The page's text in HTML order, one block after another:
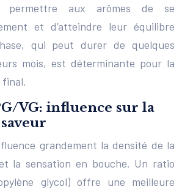
permettre aux arômes de se
et d’atteindre leur équilibre
qui peut durer de quelques
mois, est déterminante pour la
VG: influence sur la
grandement la densité de la
la sensation en bouche. Un ratio
glycol) offre une meilleure